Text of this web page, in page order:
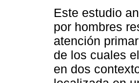
Este estudio
por hombres
atención
de los cuales
en dos